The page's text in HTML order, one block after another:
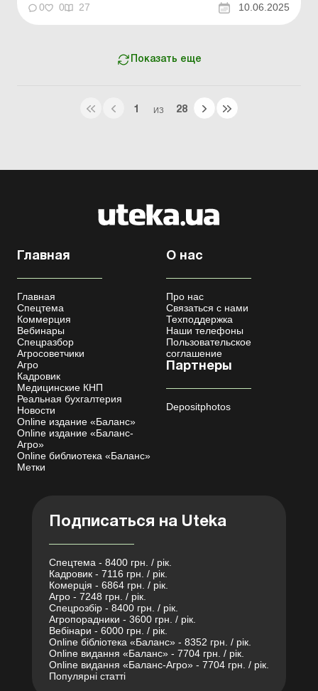
прекращение ФЛП Необходимо...
0 0 27 10.06.2025
Показать еще
1 ИЗ 28
Главная
Главная
Спецтема
Коммерция
Вебинары
Спецразбор
Агросоветчики
Агро
Кадровик
Медицинские КНП
Реальная бухгалтерия
Новости
Online издание «Баланс»
Online издание «Баланс-
Агро»
Online библиотека «Баланс»
Метки
О нас
Про нас
Связаться с нами
Техподдержка
Наши телефоны
Пользовательское
соглашение
Партнеры
Depositphotos
Подписаться на Uteka
Спецтема - 8400 грн. / рік.
Кадровик - 7116 грн. / рік.
Комерція - 6864 грн. / рік.
Агро - 7248 грн. / рік.
Спецрозбір - 8400 грн. / рік.
Агропорадники - 3600 грн. / рік.
Вебінари - 6000 грн. / рік.
Online бібліотека «Баланс» - 8352 грн. / рік.
Online видання «Баланс» - 7704 грн. / рік.
Online видання «Баланс-Агро» - 7704 грн. / рік.
Популярні статті